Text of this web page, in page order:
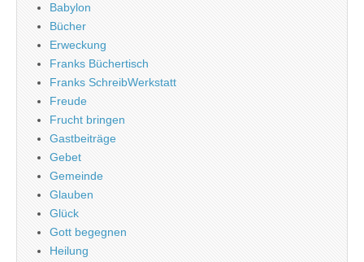
Babylon
Bücher
Erweckung
Franks Büchertisch
Franks SchreibWerkstatt
Freude
Frucht bringen
Gastbeiträge
Gebet
Gemeinde
Glauben
Glück
Gott begegnen
Heilung